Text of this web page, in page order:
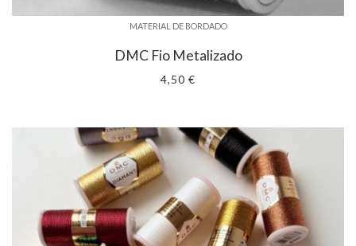
MATERIAL DE BORDADO
DMC Fio Metalizado
4,50 €